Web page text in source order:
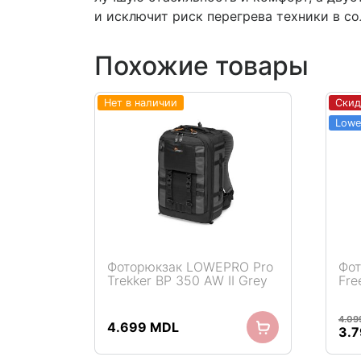
и исключит риск перегрева техники в
Похожие товары
Нет в наличии
Фоторюкзак LOWEPRO Pro
Trekker BP 350 AW II Grey
4.699 MDL